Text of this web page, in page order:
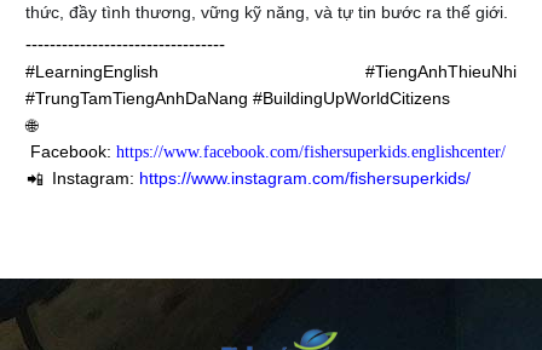
thức, đầy tình thương, vững kỹ năng, và tự tin bước ra thế giới.
---------------------------------
#LearningEnglish #TiengAnhThieuNhi
#TrungTamTiengAnhDaNang #BuildingUpWorldCitizens
🌐
Facebook:https://www.facebook.com/fishersuperkids.englishcenter/
📲 Instagram: https://www.instagram.com/fishersuperkids/